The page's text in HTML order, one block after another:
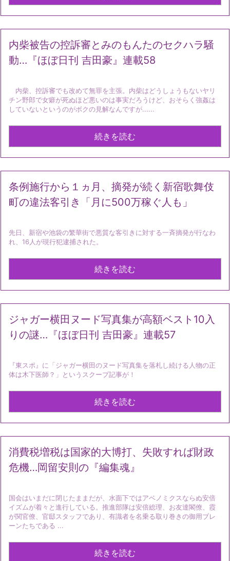
内柴被告の控訴審とみのもんたのセクハラ騒
動…『ほぼ日刊 吉田豪』連載58
内柴、控訴審でも改めて無罪を主張。内柴はどうしょうもないヤリ
チン野郎で女癖が死ぬほど悪いのは事実だろうけど、おそらく強姦は
していないというのがボクの見解なんですが......
続きを読む
条例施行から１ヵ月、摘発が続く新宿歌舞伎
町の違法客引き「月に500万稼ぐ人も」
先日、新宿や池袋の繁華街で悪質な客引きに対する一斉摘発が行なわ
れ、16人が現行犯逮捕された。
続きを読む
ジャガー横田ヌード写真集が高額ベスト10入
りの謎…『ほぼ日刊 吉田豪』連載57
『東スポ』に「ジャガー横田のヌード写真集を落札し続ける人物の正
体は木下医師？」というスクープ記事が！
続きを読む
消費税増税は国家的大博打、失敗すれば財政
危機…岡留安則の『編集魂』
国会はいまだに閉じたままだが、水面下ではアベノミクスならぬ安倍
イズムが着々と進行している。推進部隊は安倍総理、お友達閣僚、霞
が関官僚、官邸スタッフであり、有識者を名乗る取り巻きの御用ブレ
ーンたちである ...
続きを読む